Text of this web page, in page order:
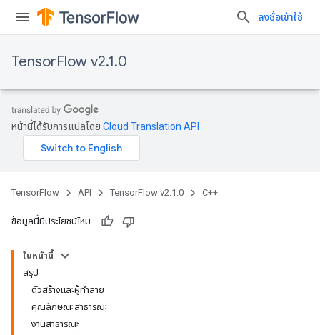
ลงชื่อเข้าใช้
TensorFlow v2.1.0
หน้านี้ได้รับการแปลโดย Cloud Translation API
TensorFlow API TensorFlow v2.1.0 C++
ข้อมูลนี้มีประโยชน์ไหม
ในหน้านี้
สรุป
ตัวสร้างและผู้ทำลาย
คุณลักษณะสาธารณะ
งานสาธารณะ